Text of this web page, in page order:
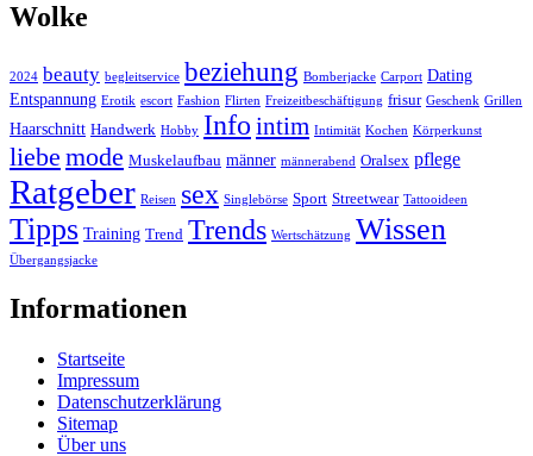
Wolke
2024 beauty begleitservice beziehung Bomberjacke Carport Dating
Entspannung Erotik escort Fashion Flirten Freizeitbeschäftigung frisur Geschenk Grillen
Haarschnitt Handwerk Hobby Info intim Intimität Kochen Körperkunst
liebe mode Muskelaufbau männer männerabend Oralsex pflege
Ratgeber Reisen sex Singlebörse Sport Streetwear Tattooideen
Tipps Training Trend Trends Wertschätzung Wissen
Übergangsjacke
Informationen
Startseite
Impressum
Datenschutzerklärung
Sitemap
Über uns